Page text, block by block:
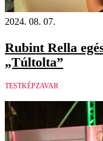
2024. 08. 07.
Rubint Rella
„Túltolta”
TESTKÉPZAVAR